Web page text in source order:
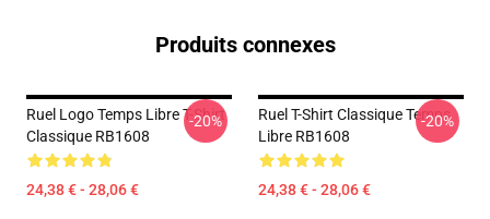
Produits connexes
Ruel Logo Temps Libre T-Shirt
Classique RB1608
24,38 € - 28,06 €
-20%
Ruel T-Shirt Classique Temps
Libre RB1608
24,38 € - 28,06 €
-20%